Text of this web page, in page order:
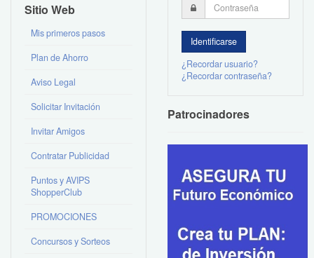
Sitio Web
Mis primeros pasos
Plan de Ahorro
Aviso Legal
Solicitar Invitación
Invitar Amigos
Contratar Publicidad
Puntos y AVIPS
ShopperClub
PROMOCIONES
Concursos y Sorteos
¿Recordar usuario?
¿Recordar contraseña?
Patrocinadores